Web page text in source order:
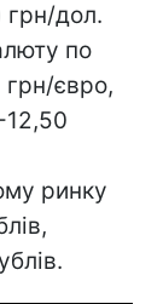
грн/дол.
по
грн/євро,
12,50
ринку